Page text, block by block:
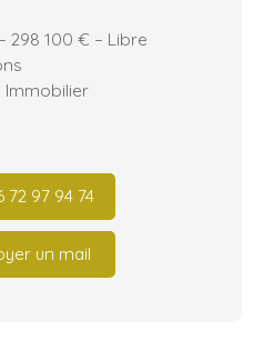
298 100 € – Libre
Immobilier
72 97 94 74
un mail